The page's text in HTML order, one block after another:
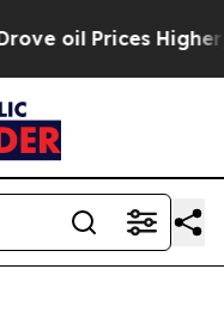
Prices Higher,